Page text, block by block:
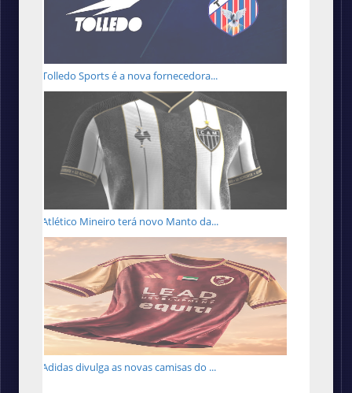
Tolledo Sports é a nova fornecedora...
Atlético Mineiro terá novo Manto da...
Adidas divulga as novas camisas do ...